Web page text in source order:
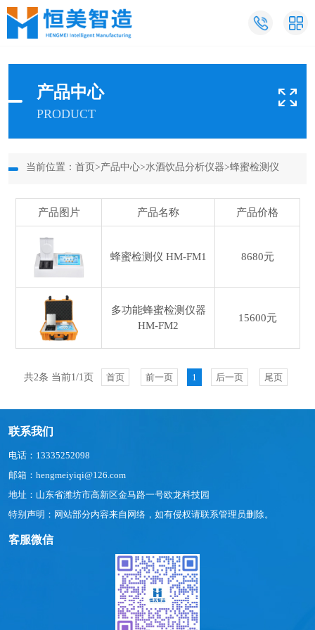
产品中心
PRODUCT
当前位置： 首页 >产品中心>水酒饮品分析仪器>蜂蜜检测仪
产品图片 产品名称 产品价格
蜂蜜检测仪 HM-FM1 8680元
多功能蜂蜜检测仪器
HM-FM2
15600元
共2条 当前1/1页 首页 前一页 1 后一页 尾页
联系我们
电话：13335252098
邮箱：hengmeiyiqi@126.com
地址：山东省潍坊市高新区金马路一号欧龙科技园
特别声明：网站部分内容来自网络，如有侵权请联系管理员删除。
客服微信